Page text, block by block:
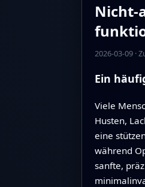
Nicht-
2026-03-09·
Ein
Viele
Husten,
eine
während
sanfte,